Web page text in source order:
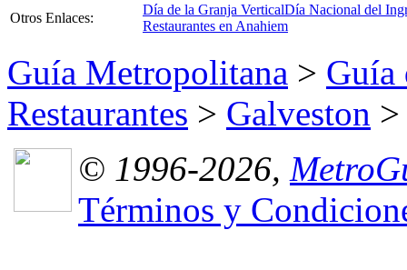
Otros Enlaces:
Día de la Granja VerticalDía Nacional del
Restaurantes en Anahiem
Guía Metropolitana > Guía
Restaurantes > Galveston
© 1996-2026,
Términos y